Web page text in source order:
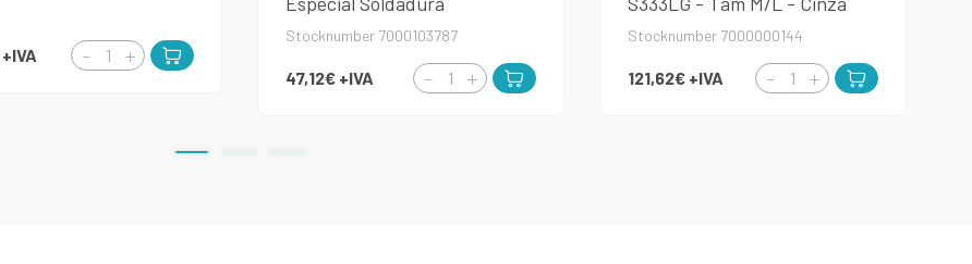
+IVA
Stocknumber 7000103787
47,12€ +IVA
Stocknumber 7000000144
121,62€ +IVA